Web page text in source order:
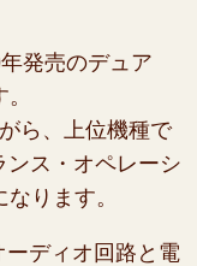
発売のデュア
ら、上位機種で
ンス・オペレーシ
ります。
ーディオ回路と電